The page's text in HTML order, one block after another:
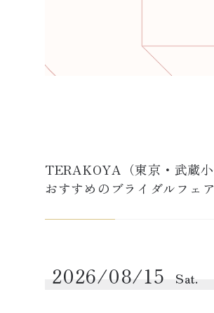
TERAKOYA （東京・武蔵小
おすすめのブライダルフェア
2026/08/15 Sat.